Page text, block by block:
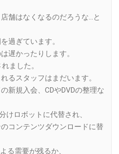
舗はなくなるのだろうな…と
過ぎています。
遅かったりします。
ました。
るスタッフはまだいます。
新規入会、CDやDVDの整理な
けロボットに代替され、
コンテンツダウンロードに替
る需要が残るか、